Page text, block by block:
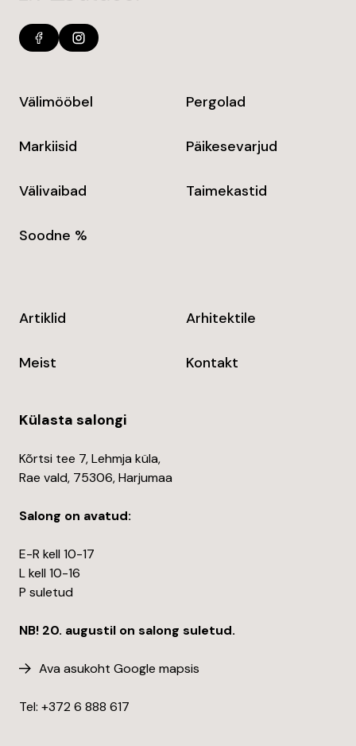
Välimööbel Pergolad
Markiisid Päikesevarjud
Välivaibad Taimekastid
Soodne %
Artiklid Arhitektile
Meist Kontakt
Külasta salongi
Kõrtsi tee 7, Lehmja küla,
Rae vald, 75306, Harjumaa
Salong on avatud:
E-R kell 10-17
L kell 10-16
P suletud
NB! 20. augustil on salong suletud.
Ava asukoht Google mapsis
Tel: +372 6 888 617